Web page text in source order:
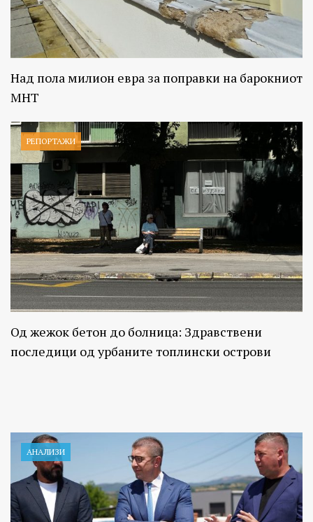
Над пола милион евра за поправки на барокниот
МНТ
РЕПОРТАЖИ
Од жежок бетон до болница: Здравствени
последици од урбаните топлински острови
АНАЛИЗИ